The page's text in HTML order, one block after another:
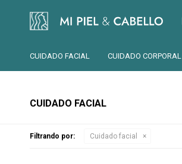
CUIDADO FACIAL CUIDADO CORPORAL
CUIDADO FACIAL
Filtrando por: Cuidado facial